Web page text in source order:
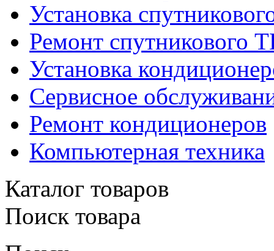
Установка
Ремонт спутникового
Установка
Сервисное
Ремонт кондиционеров
Компьютерная техника
Каталог товаров
Поиск товара